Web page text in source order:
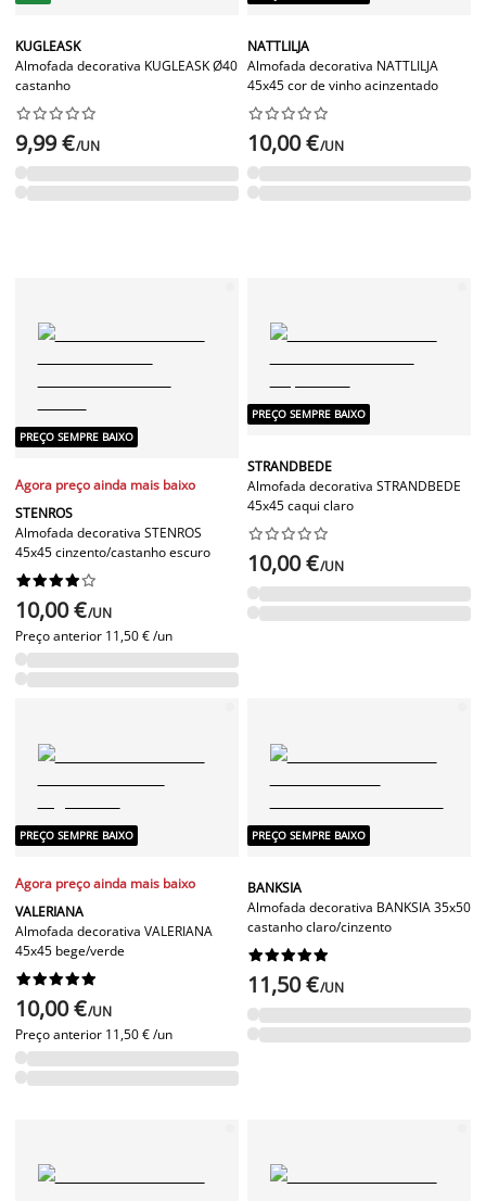
KUGLEASK
Almofada decorativa KUGLEASK Ø40
castanho






9,99 €/UN
NATTLILJA
Almofada decorativa NATTLILJA
45x45 cor de vinho acinzentado






10,00 €/UN
PREÇO SEMPRE BAIXO
Agora preço ainda mais baixo
STENROS
Almofada decorativa STENROS
45x45 cinzento/castanho escuro






10,00 €/UN
Preço anterior 11,50 € /un
PREÇO SEMPRE BAIXO
STRANDBEDE
Almofada decorativa STRANDBEDE
45x45 caqui claro






10,00 €/UN
PREÇO SEMPRE BAIXO
Agora preço ainda mais baixo
VALERIANA
Almofada decorativa VALERIANA
45x45 bege/verde






10,00 €/UN
Preço anterior 11,50 € /un
PREÇO SEMPRE BAIXO
BANKSIA
Almofada decorativa BANKSIA 35x50
castanho claro/cinzento






11,50 €/UN